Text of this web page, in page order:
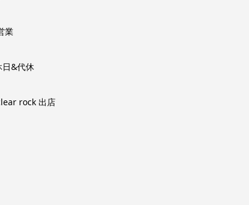
業
日&代休
rock 出店